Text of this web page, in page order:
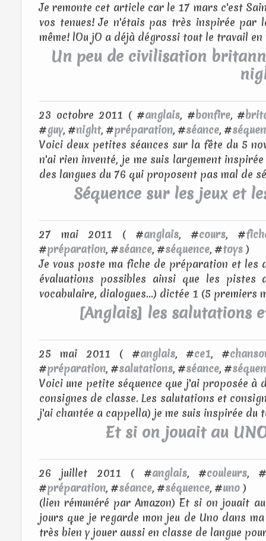
Je remonte cet article car le 17 mars c'est
vos tenues! Je n'étais pas très inspirée par
même! lOu jO a déjà dégrossi tout le travail
Un peu de civilisation
23 octobre 2011 ( #anglais, #bonfire, #
#guy, #night, #préparation, #séance, #
Voici deux petites séances sur la fête du 5
n'ai rien inventé, je me suis largement
des langues du 76 qui proposent pas mal de
Séquence sur les jeux et
27 mai 2011 ( #anglais, #cours, #
#préparation, #séance, #séquence, #toys )
Je vous poste ma fiche de préparation et les
évaluations possibles ainsi que les pistes
vocabulaire, dialogues...) dictée 1 (5 premiers
[Anglais] les salutations
25 mai 2011 ( #anglais, #ce1, #
#préparation, #salutations, #séance, #
Voici une petite séquence que j'ai proposée
consignes de classe. Les salutations et
j'ai chantée a cappella) je me suis inspirée du
Et si on jouait au
26 juillet 2011 ( #anglais, #couleurs,
#préparation, #séance, #séquence, #uno )
(lien rémunéré par Amazon) Et si on jouait
jours que je regarde mon jeu de Uno dans
très bien y jouer aussi en classe de langue